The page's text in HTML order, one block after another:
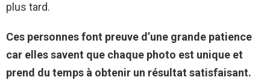
plus tard.
Ces personnes font preuve d’une grande patience
car elles savent que chaque photo est unique et
prend du temps à obtenir un résultat satisfaisant.